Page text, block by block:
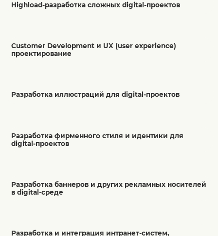
Highload-разработка сложных digital-проектов
Customer Development и UX (user experience)
проектирование
Разработка иллюстраций для digital-проектов
Разработка фирменного стиля и идентики для
digital-проектов
Разработка баннеров и других рекламных носителей
в digital-среде
Разработка и интеграция интранет-систем,